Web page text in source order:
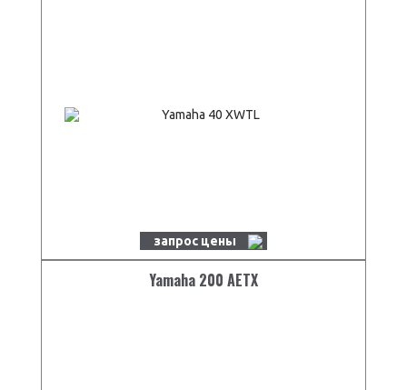
запрос цены
Yamaha 200 AETX